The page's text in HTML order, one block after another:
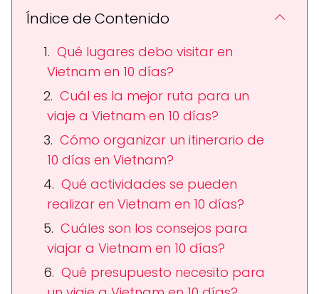
Índice de Contenido
Qué lugares debo visitar en
Vietnam en 10 días?
Cuál es la mejor ruta para un
viaje a Vietnam en 10 días?
Cómo organizar un itinerario de
10 días en Vietnam?
Qué actividades se pueden
realizar en Vietnam en 10 días?
Cuáles son los consejos para
viajar a Vietnam en 10 días?
Qué presupuesto necesito para